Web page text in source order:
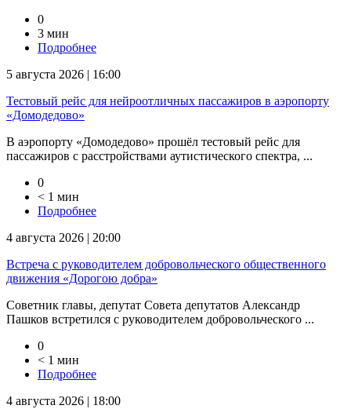
0
3 мин
Подробнее
5 августа 2026 | 16:00
Тестовый рейс для нейроотличных пассажиров в аэропорту
«Домодедово»
В аэропорту «Домодедово» прошёл тестовый рейс для
пассажиров с расстройствами аутистического спектра, ...
0
< 1 мин
Подробнее
4 августа 2026 | 20:00
Встреча с руководителем добровольческого общественного
движения «Дорогою добра»
Советник главы, депутат Совета депутатов Александр
Пашков встретился с руководителем добровольческого ...
0
< 1 мин
Подробнее
4 августа 2026 | 18:00